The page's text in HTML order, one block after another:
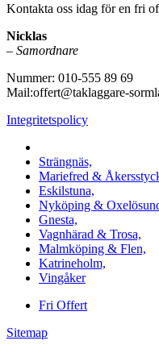
Kontakta oss idag för en fri
Nicklas
– Samordnare
Nummer: 010-555 89 69
Mail:offert@taklaggare-
Integritetspolicy
Strängnäs,
Mariefred &
Eskilstuna,
Nyköping &
Gnesta,
Vagnhärad & Trosa,
Malmköping & Flen,
Katrineholm,
Vingåker
Fri Offert
Sitemap